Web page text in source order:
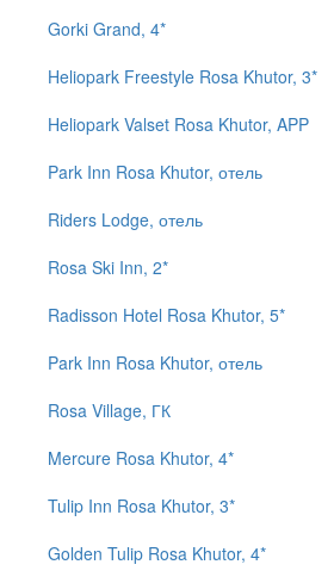
Gorki Grand, 4*
Heliopark Freestyle Rosa Khutor, 3*
Heliopark Valset Rosa Khutor, APP
Park Inn Rosa Khutor, отель
Riders Lodge, отель
Rosa Ski Inn, 2*
Radisson Hotel Rosa Khutor, 5*
Park Inn Rosa Khutor, отель
Rosa Village, ГК
Mercure Rosa Khutor, 4*
Tulip Inn Rosa Khutor, 3*
Golden Tulip Rosa Khutor, 4*